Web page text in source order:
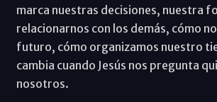
marca nuestras decisiones, nuestra
relacionarnos con los demás, cómo
futuro, cómo organizamos nuestro
cambia cuando Jesús nos pregunta
nosotros.